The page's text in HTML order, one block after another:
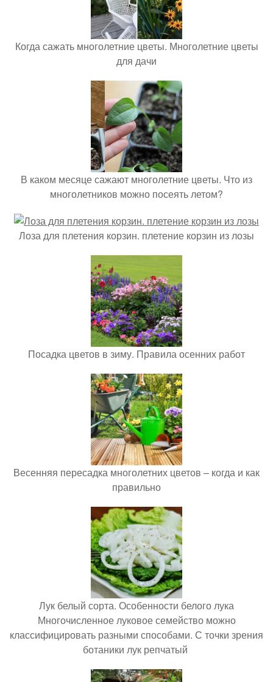
Когда сажать многолетние цветы. Многолетние цветы
для дачи
В каком месяце сажают многолетние цветы. Что из
многолетников можно посеять летом?
Лоза для плетения корзин. плетение корзин из лозы
Посадка цветов в зиму. Правила осенних работ
Весенняя пересадка многолетних цветов – когда и как
правильно
Лук белый сорта. Особенности белого лука
Многочисленное луковое семейство можно
классифицировать разными способами. С точки зрения
ботаники лук репчатый